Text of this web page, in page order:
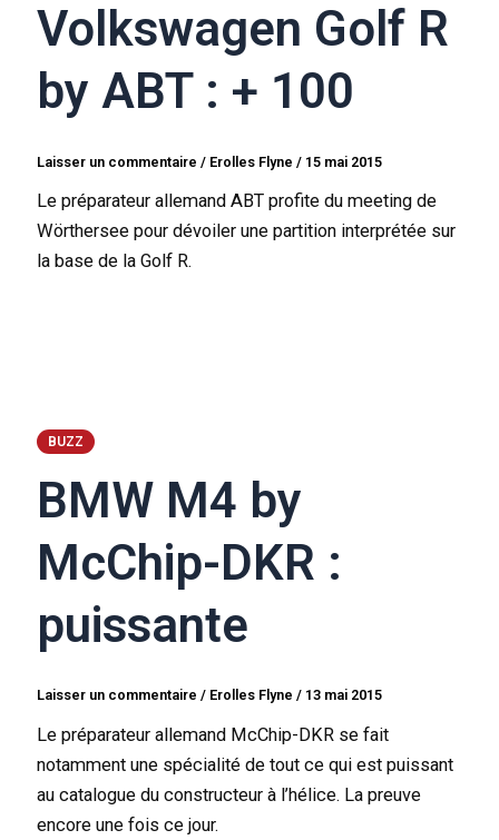
Volkswagen Golf R
by ABT : + 100
Laisser un commentaire / Erolles Flyne/ 15 mai 2015
Le préparateur allemand ABT profite du meeting de
Wörthersee pour dévoiler une partition interprétée sur
la base de la Golf R.
BUZZ
BMW M4 by
McChip-DKR :
puissante
Laisser un commentaire / Erolles Flyne/ 13 mai 2015
Le préparateur allemand McChip-DKR se fait
notamment une spécialité de tout ce qui est puissant
au catalogue du constructeur à l’hélice. La preuve
encore une fois ce jour.